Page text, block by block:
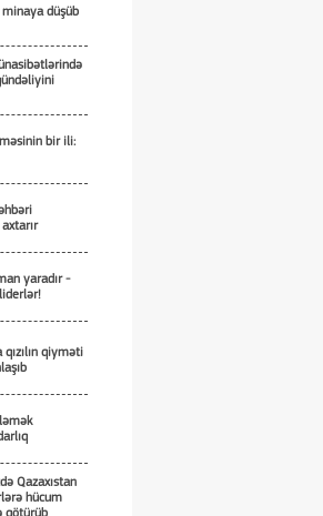
düşüb
bir ili:
yaradır -
qiyməti
Qazaxıstan
hücum